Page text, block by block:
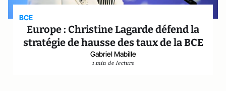
BCE
Europe : Christine Lagarde défend la
stratégie de hausse des taux de la BCE
Gabriel Mabille
1 min de lecture